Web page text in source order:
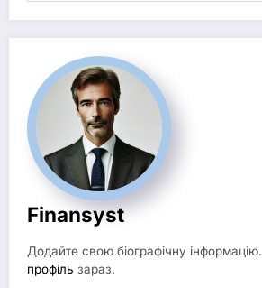
Finansyst
Додайте свою біографічну інформацію.
профіль зараз.